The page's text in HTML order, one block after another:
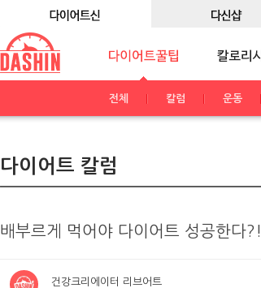
전체 칼럼 운동
다이어트 칼럼
배부르게 먹어야 다이어트 성공한다?!
건강크리에이터 리브어트